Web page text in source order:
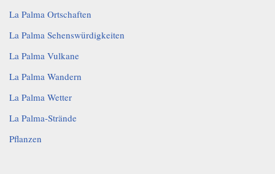
La Palma Ortschaften
La Palma Sehenswürdigkeiten
La Palma Vulkane
La Palma Wandern
La Palma Wetter
La Palma-Strände
Pflanzen